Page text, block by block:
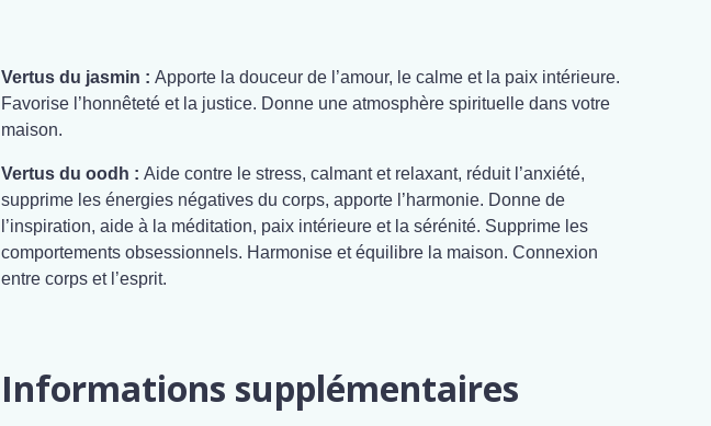
Vertus du jasmin : Apporte la douceur de l’amour, le calme et la paix intérieure.
Favorise l’honnêteté et la justice. Donne une atmosphère spirituelle dans votre
maison.
Vertus du oodh : Aide contre le stress, calmant et relaxant, réduit l’anxiété,
supprime les énergies négatives du corps, apporte l’harmonie. Donne de
l’inspiration, aide à la méditation, paix intérieure et la sérénité. Supprime les
comportements obsessionnels. Harmonise et équilibre la maison. Connexion
entre corps et l’esprit.
Informations supplémentaires